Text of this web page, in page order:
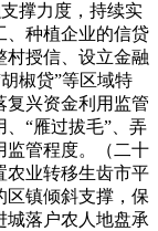
撑力度，持续实
、种植企业的信贷
村授信、设立金融
椒贷”等区域特
复兴资金利用监管
“雁过拔毛”、弄
监管程度。（二十
农业转移生齿市平
区镇倾斜支撑，保
城落户农人地盘承